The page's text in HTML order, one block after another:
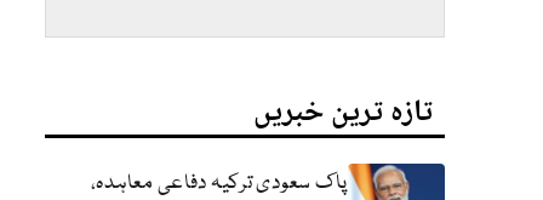
تازہ ترین خبریں
پاک سعودی ترکیہ دفاعی معاہدہ،